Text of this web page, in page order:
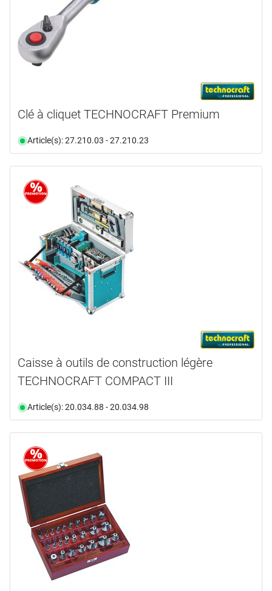
Clé à cliquet TECHNOCRAFT Premium
Article(s): 27.210.03 - 27.210.23
Caisse à outils de construction légère
TECHNOCRAFT COMPACT III
Article(s): 20.034.88 - 20.034.98